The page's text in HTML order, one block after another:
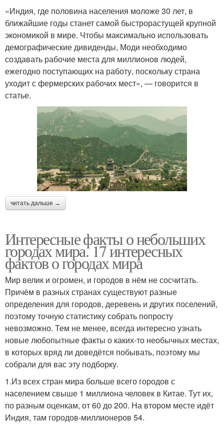
«Индия, где половина населения моложе 30 лет, в
ближайшие годы станет самой быстрорастущей крупной
экономикой в мире. Чтобы максимально использовать
демографические дивиденды, Моди необходимо
создавать рабочие места для миллионов людей,
ежегодно поступающих на работу, поскольку страна
уходит с фермерских рабочих мест», — говорится в
статье.
читать дальше →
Интересные факты о небольших
городах мира. 17 интересных
фактов о городах мира
Мир велик и огромен, и городов в нём не сосчитать.
Причём в разных странах существуют разные
определения для городов, деревень и других поселений,
поэтому точную статистику собрать попросту
невозможно. Тем не менее, всегда интересно узнать
новые любопытные факты о каких-то необычных местах,
в которых вряд ли доведётся побывать, поэтому мы
собрали для вас эту подборку.
1.Из всех стран мира больше всего городов с
населением свыше 1 миллиона человек в Китае. Тут их,
по разным оценкам, от 60 до 200. На втором месте идёт
Индия, там городов-миллионеров 54.